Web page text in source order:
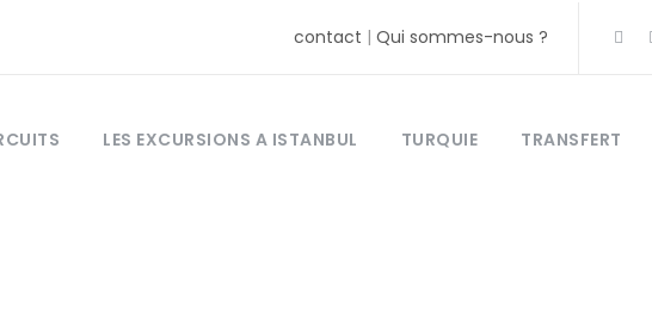
contact | Qui sommes-nous ?
LES EXCURSIONS A ISTANBUL TURQUIE TRANSFERT